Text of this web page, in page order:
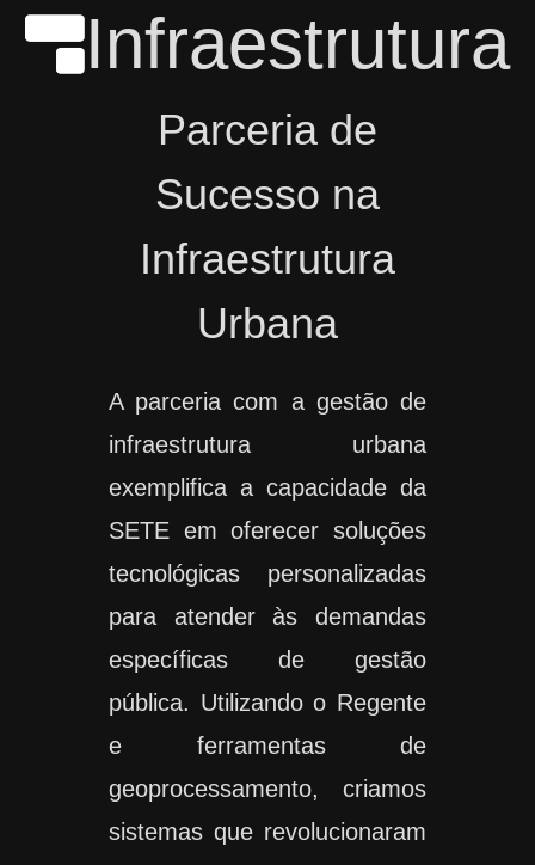
Infraestrutura
Parceria de
Sucesso na
Infraestrutura
Urbana
A parceria com a gestão de
infraestrutura urbana
exemplifica a capacidade da
SETE em oferecer soluções
tecnológicas personalizadas
para atender às demandas
específicas de gestão
pública. Utilizando o Regente
e ferramentas de
geoprocessamento, criamos
sistemas que revolucionaram